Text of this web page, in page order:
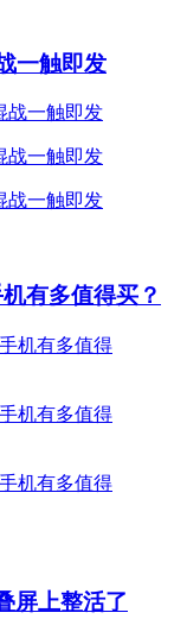
一触即发
有多值得买？
屏上整活了